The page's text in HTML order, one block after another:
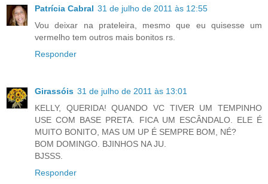
Patrícia Cabral 31 de julho de 2011 às 12:55
Vou deixar na prateleira, mesmo que eu quisesse um
vermelho tem outros mais bonitos rs.
Responder
Girassóis 31 de julho de 2011 às 13:01
KELLY, QUERIDA! QUANDO VC TIVER UM TEMPINHO
USE COM BASE PRETA. FICA UM ESCÂNDALO. ELE É
MUITO BONITO, MAS UM UP É SEMPRE BOM, NÉ?
BOM DOMINGO. BJINHOS NA JU.
BJSSS.
Responder